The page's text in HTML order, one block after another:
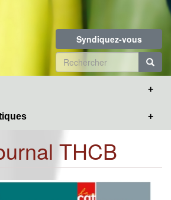
Syndiquez-vous
Formulaire
de
THCB